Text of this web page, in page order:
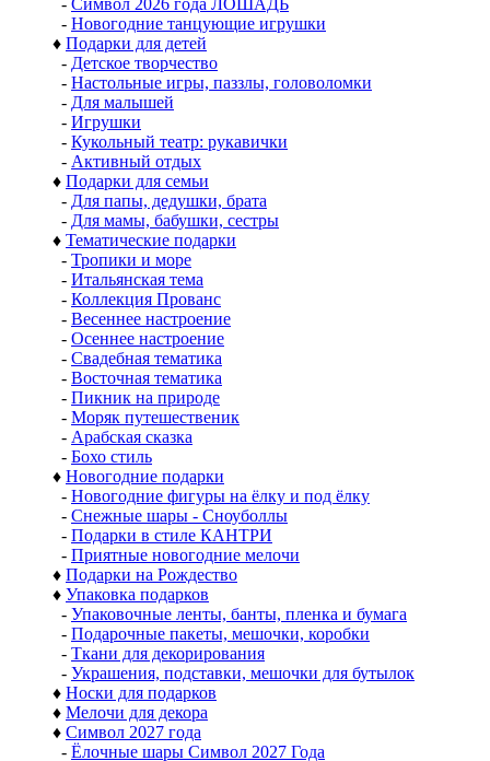
- Символ 2026 года ЛОШАДЬ
- Новогодние танцующие игрушки
♦ Подарки для детей
- Детское творчество
- Настольные игры, паззлы, головоломки
- Для малышей
- Игрушки
- Кукольный театр: рукавички
- Активный отдых
♦ Подарки для семьи
- Для папы, дедушки, брата
- Для мамы, бабушки, сестры
♦ Тематические подарки
- Тропики и море
- Итальянская тема
- Коллекция Прованс
- Весеннее настроение
- Осеннее настроение
- Свадебная тематика
- Восточная тематика
- Пикник на природе
- Моряк путешественик
- Арабская сказка
- Бохо стиль
♦ Новогодние подарки
- Новогодние фигуры на ёлку и под ёлку
- Снежные шары - Сноуболлы
- Подарки в стиле КАНТРИ
- Приятные новогодние мелочи
♦ Подарки на Рождество
♦ Упаковка подарков
- Упаковочные ленты, банты, пленка и бумага
- Подарочные пакеты, мешочки, коробки
- Ткани для декорирования
- Украшения, подставки, мешочки для бутылок
♦ Носки для подарков
♦ Мелочи для декора
♦ Символ 2027 года
- Ёлочные шары Символ 2027 Года